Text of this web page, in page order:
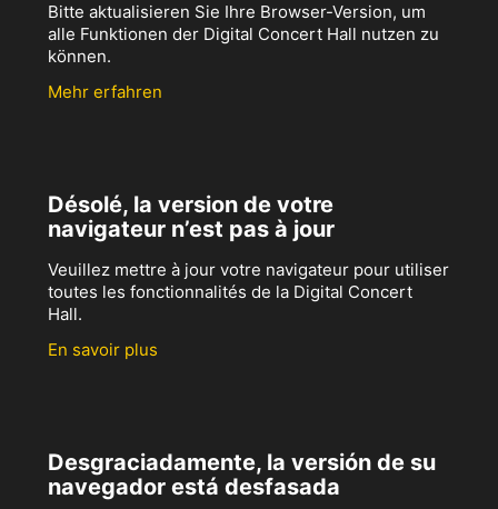
Bitte aktualisieren Sie Ihre Browser-Version, um
alle Funktionen der Digital Concert Hall nutzen zu
können.
Mehr erfahren
Désolé, la version de votre
navigateur n’est pas à jour
Veuillez mettre à jour votre navigateur pour utiliser
toutes les fonctionnalités de la Digital Concert
Hall.
En savoir plus
Desgraciadamente, la versión de su
navegador está desfasada